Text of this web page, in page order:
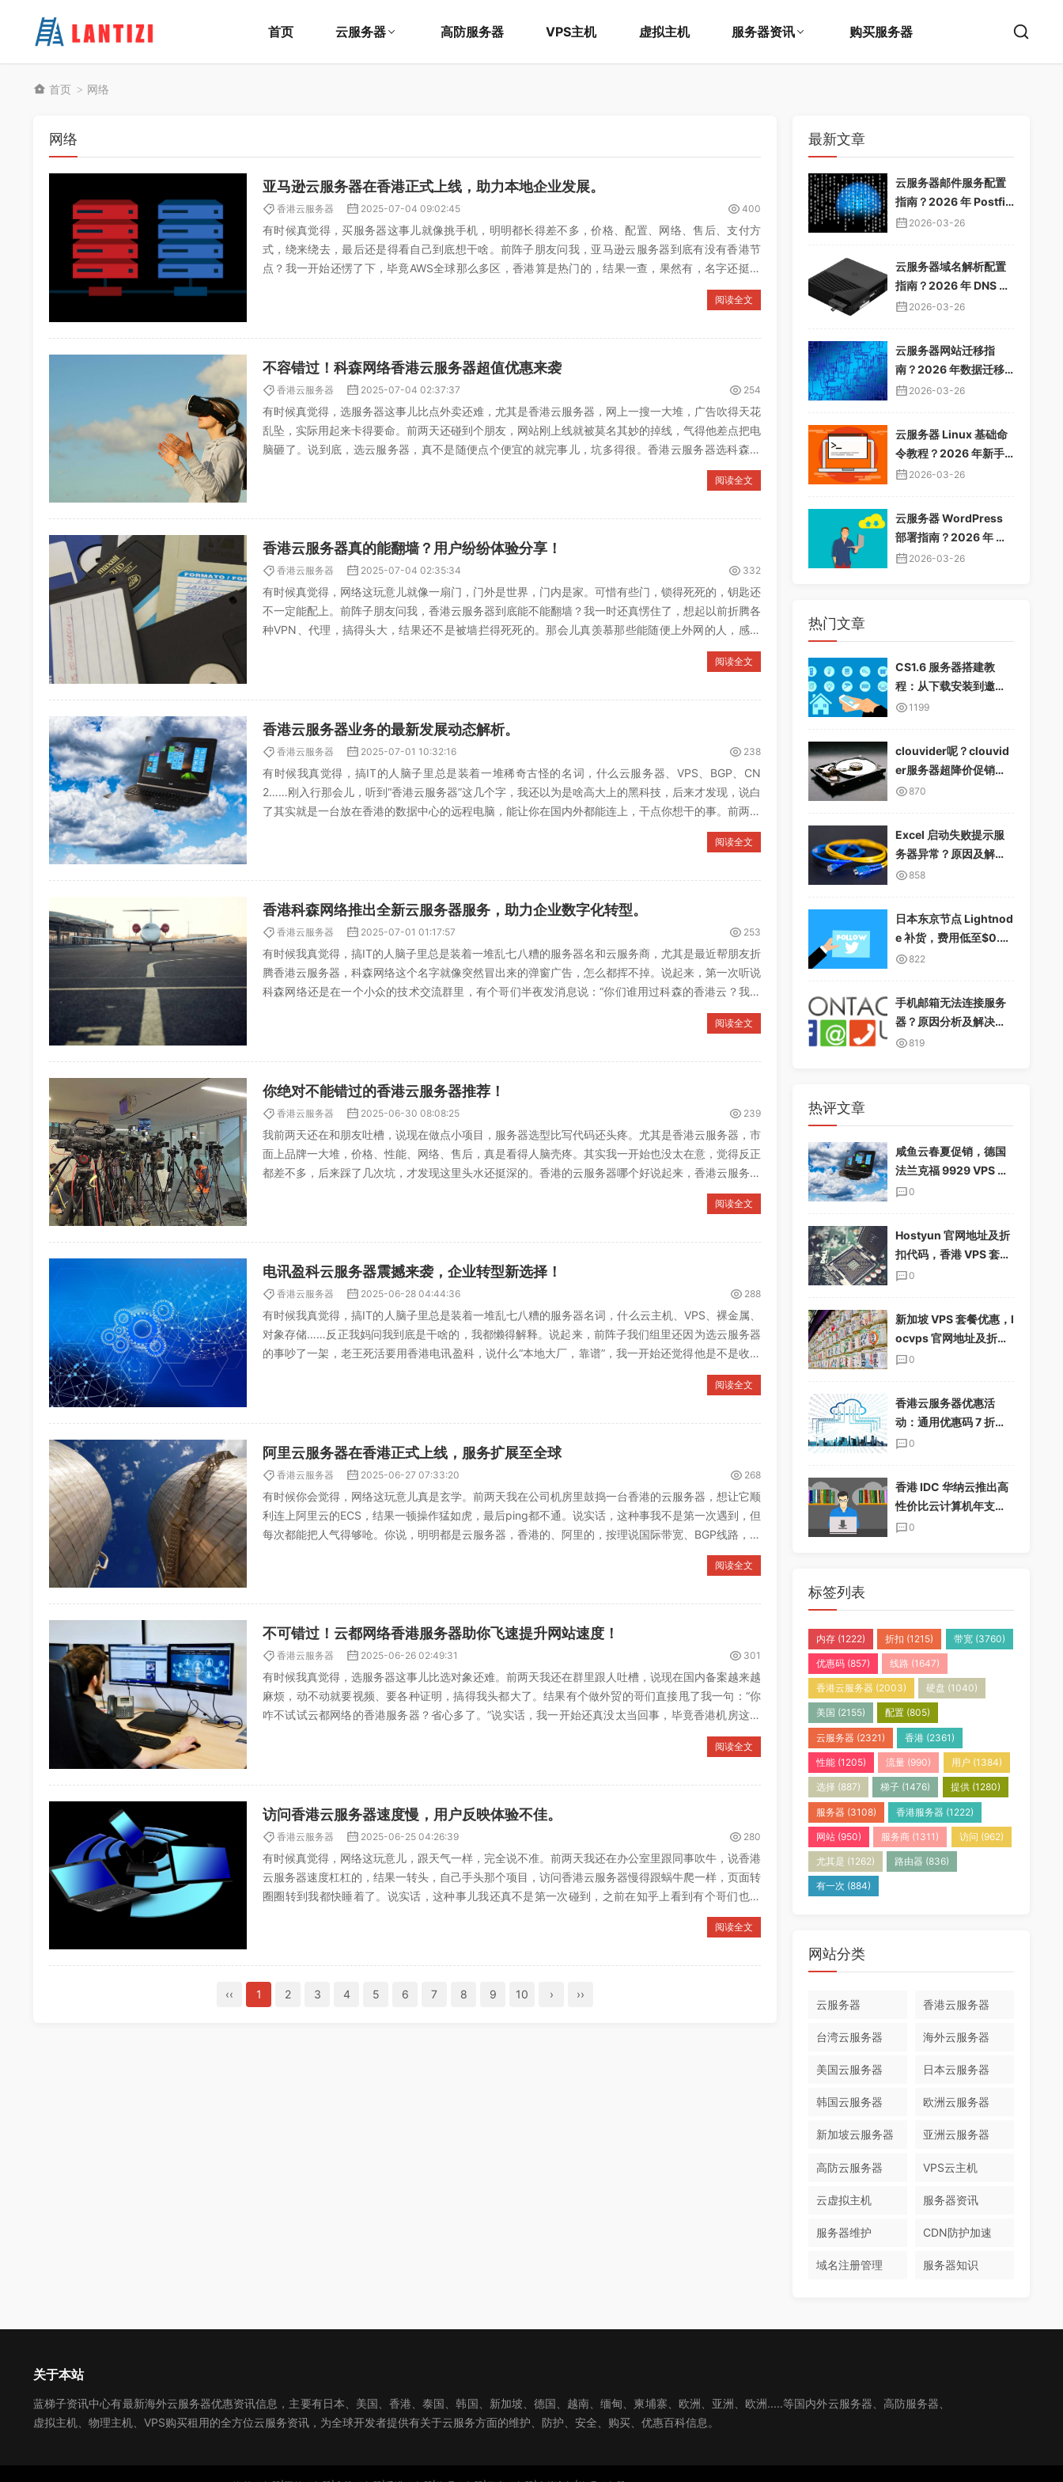
首页 云服务器 高防服务器 VPS主机 虚拟主机 服务器资讯 购买服务器
首页 > 网络
网络
亚马逊云服务器在香港正式上线，助力本地企业发展。
香港云服务器 2025-07-04 09:02:45 400
有时候真觉得，买服务器这事儿就像挑手机，明明都长得差不多，价格、配置、网络、售后、支付方
式，绕来绕去，最后还是得看自己到底想干啥。前阵子朋友问我，亚马逊云服务器到底有没有香港节
点？我一开始还愣了下，毕竟AWS全球那么多区，香港算是热门的，结果一查，果然有，名字还挺官
阅读全文
不容错过！科森网络香港云服务器超值优惠来袭
香港云服务器 2025-07-04 02:37:37 254
有时候真觉得，选服务器这事儿比点外卖还难，尤其是香港云服务器，网上一搜一大堆，广告吹得天花
乱坠，实际用起来卡得要命。前两天还碰到个朋友，网站刚上线就被莫名其妙的掉线，气得他差点把电
脑砸了。说到底，选云服务器，真不是随便点个便宜的就完事儿，坑多得很。香港云服务器选科森网
阅读全文
香港云服务器真的能翻墙？用户纷纷体验分享！
香港云服务器 2025-07-04 02:35:34 332
有时候真觉得，网络这玩意儿就像一扇门，门外是世界，门内是家。可惜有些门，锁得死死的，钥匙还
不一定能配上。前阵子朋友问我，香港云服务器到底能不能翻墙？我一时还真愣住了，想起以前折腾各
种VPN、代理，搞得头大，结果还不是被墙拦得死死的。那会儿真羡慕那些能随便上外网的人，感觉
阅读全文
香港云服务器业务的最新发展动态解析。
香港云服务器 2025-07-01 10:32:16 238
有时候我真觉得，搞IT的人脑子里总是装着一堆稀奇古怪的名词，什么云服务器、VPS、BGP、CN
2……刚入行那会儿，听到“香港云服务器”这几个字，我还以为是啥高大上的黑科技，后来才发现，说白
了其实就是一台放在香港的数据中心的远程电脑，能让你在国内外都能连上，干点你想干的事。前两天
阅读全文
香港科森网络推出全新云服务器服务，助力企业数字化转型。
香港云服务器 2025-07-01 01:17:57 253
有时候我真觉得，搞IT的人脑子里总是装着一堆乱七八糟的服务器名和云服务商，尤其是最近帮朋友折
腾香港云服务器，科森网络这个名字就像突然冒出来的弹窗广告，怎么都挥不掉。说起来，第一次听说
科森网络还是在一个小众的技术交流群里，有个哥们半夜发消息说：“你们谁用过科森的香港云？我这
阅读全文
你绝对不能错过的香港云服务器推荐！
香港云服务器 2025-06-30 08:08:25 239
我前两天还在和朋友吐槽，说现在做点小项目，服务器选型比写代码还头疼。尤其是香港云服务器，市
面上品牌一大堆，价格、性能、网络、售后，真是看得人脑壳疼。其实我一开始也没太在意，觉得反正
都差不多，后来踩了几次坑，才发现这里头水还挺深的。香港的云服务器哪个好说起来，香港云服务器
阅读全文
电讯盈科云服务器震撼来袭，企业转型新选择！
香港云服务器 2025-06-28 04:44:36 288
有时候我真觉得，搞IT的人脑子里总是装着一堆乱七八糟的服务器名词，什么云主机、VPS、裸金属、
对象存储……反正我妈问我到底是干啥的，我都懒得解释。说起来，前阵子我们组里还因为选云服务器
的事吵了一架，老王死活要用香港电讯盈科，说什么“本地大厂，靠谱”，我一开始还觉得他是不是收了
阅读全文
阿里云服务器在香港正式上线，服务扩展至全球
香港云服务器 2025-06-27 07:33:20 268
有时候你会觉得，网络这玩意儿真是玄学。前两天我在公司机房里鼓捣一台香港的云服务器，想让它顺
利连上阿里云的ECS，结果一顿操作猛如虎，最后ping都不通。说实话，这种事我不是第一次遇到，但
每次都能把人气得够呛。你说，明明都是云服务器，香港的、阿里的，按理说国际带宽、BGP线路，怎
阅读全文
不可错过！云都网络香港服务器助你飞速提升网站速度！
香港云服务器 2025-06-26 02:49:31 301
有时候我真觉得，选服务器这事儿比选对象还难。前两天我还在群里跟人吐槽，说现在国内备案越来越
麻烦，动不动就要视频、要各种证明，搞得我头都大了。结果有个做外贸的哥们直接甩了我一句：“你
咋不试试云都网络的香港服务器？省心多了。”说实话，我一开始还真没太当回事，毕竟香港机房这几
阅读全文
访问香港云服务器速度慢，用户反映体验不佳。
香港云服务器 2025-06-25 04:26:39 280
有时候真觉得，网络这玩意儿，跟天气一样，完全说不准。前两天我还在办公室里跟同事吹牛，说香港
云服务器速度杠杠的，结果一转头，自己手头那个项目，访问香港云服务器慢得跟蜗牛爬一样，页面转
圈圈转到我都快睡着了。说实话，这种事儿我还真不是第一次碰到，之前在知乎上看到有个哥们也吐
阅读全文
‹‹ 1 2 3 4 5 6 7 8 9 10 › ››
最新文章
云服务器邮件服务配置
指南？2026 年 Postfix
邮件服务器教程，企业
2026-03-26
云服务器域名解析配置
指南？2026 年 DNS 解
析教程，域名绑定服务
2026-03-26
云服务器网站迁移指
南？2026 年数据迁移
教程，无缝切换服务器
2026-03-26
云服务器 Linux 基础命
令教程？2026 年新手
入门指南，常用命令大
2026-03-26
云服务器 WordPress
部署指南？2026 年 Wo
rdPress 安装配置教
2026-03-26
热门文章
CS1.6 服务器搭建教
程：从下载安装到邀请
好友畅玩
1199
clouvider呢？clouvid
er服务器超降价促销，1
0Gbps无限流量
870
Excel 启动失败提示服
务器异常？原因及解决
方案详解
858
日本东京节点 Lightnod
e 补货，费用低至$0.01
2/小时，支持多种支付
822
手机邮箱无法连接服务
器？原因分析及解决方
案 819
热评文章
咸鱼云春夏促销，德国
法兰克福 9929 VPS 下
单享 85%折扣，配置翻
0
Hostyun 官网地址及折
扣代码，香港 VPS 套餐
介绍
0
新加坡 VPS 套餐优惠，l
ocvps 官网地址及折扣
码分享
0
香港云服务器优惠活
动：通用优惠码 7 折，
半年付加送一个月，年
0
香港 IDC 华纳云推出高
性价比云计算机年支付
套餐，免实名免备案
0
标签列表
内存 (1222) 折扣 (1215) 带宽(3760)
优惠码 (857) 线路 (1647)
香港云服务器 (2003) 硬盘 (1040)
美国 (2155) 配置 (805)
云服务器 (2321) 香港 (2361)
性能 (1205) 流量 (990) 用户 (1384)
选择 (887) 梯子 (1476) 提供(1280)
服务器 (3108) 香港服务器 (1222)
网站 (950) 服务商 (1311) 访问 (962)
尤其是 (1262) 路由器 (836)
有一次 (884)
网站分类
云服务器 香港云服务器
台湾云服务器 海外云服务器
美国云服务器 日本云服务器
韩国云服务器 欧洲云服务器
新加坡云服务器 亚洲云服务器
高防云服务器 VPS云主机
云虚拟主机 服务器资讯
服务器维护 CDN防护加速
域名注册管理 服务器知识
关于本站
蓝梯子资讯中心有最新海外云服务器优惠资讯信息，主要有日本、美国、香港、泰国、韩国、新加坡、德国、越南、缅甸、柬埔寨、欧洲、亚洲、欧洲.....等国内外云服务器、高防服务器、
虚拟主机、物理主机、VPS购买租用的全方位云服务资讯，为全球开发者提供有关于云服务方面的维护、防护、安全、购买、优惠百科信息。